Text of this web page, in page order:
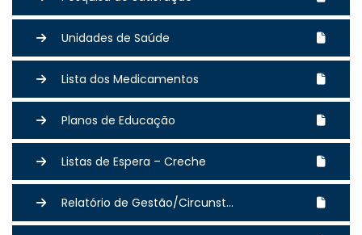
Unidades de Saúde
Lista dos Medicamentos
Planos de Educação
Listas de Espera – Creche
Relatório de Gestão/Circunst...